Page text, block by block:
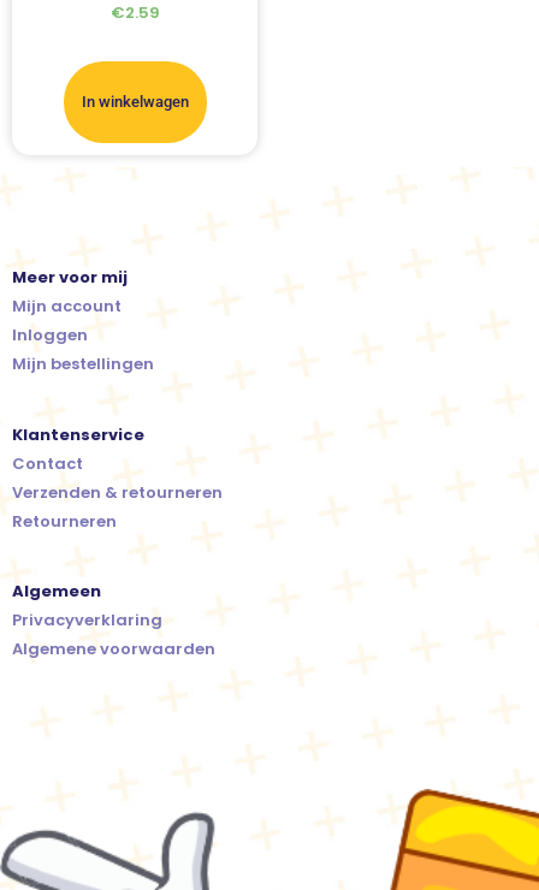
€2.59
In winkelwagen
Meer voor mij
Mijn account
Inloggen
Mijn bestellingen
Klantenservice
Contact
Verzenden & retourneren
Retourneren
Algemeen
Privacyverklaring
Algemene voorwaarden